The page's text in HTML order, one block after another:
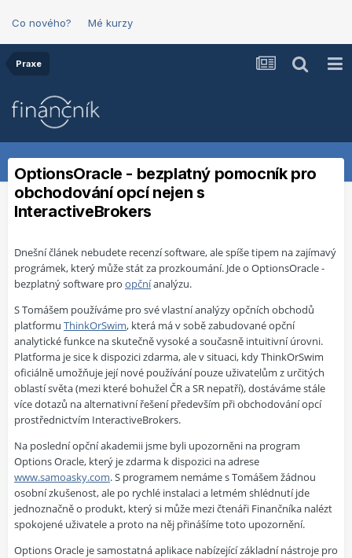
Co nového? Mé kurzy
Praxe
OptionsOracle - bezplatný pomocník pro
obchodování opcí nejen s
InteractiveBrokers
Dnešní článek nebudete recenzí software, ale spíše tipem na zajímavý
prográmek, který může stát za prozkoumání. Jde o OptionsOracle -
bezplatný software pro opčníanalýzu.
S Tomášem používáme pro své vlastní analýzy opčních obchodů
platformu ThinkOrSwim, která má v sobě zabudované opční
analytické funkce na skutečně vysoké a současně intuitivní úrovni.
Platforma je sice k dispozici zdarma, ale v situaci, kdy ThinkOrSwim
oficiálně umožňuje její nové používání pouze uživatelům z určitých
oblastí světa (mezi které bohužel ČR a SR nepatří), dostáváme stále
více dotazů na alternativní řešení především při obchodování opcí
prostřednictvím InteractiveBrokers.
Na poslední opční akademii jsme byli upozorněni na program
Options Oracle, který je zdarma k dispozici na adrese
www.samoasky.com. S programem nemáme s Tomášem žádnou
osobní zkušenost, ale po rychlé instalaci a letmém shlédnutí jde
jednoznačně o produkt, který si může mezi čtenáři Finančníka nalézt
spokojené uživatele a proto na něj přinášíme toto upozornění.
Options Oracle je samostatná aplikace nabízející základní nástroje pro